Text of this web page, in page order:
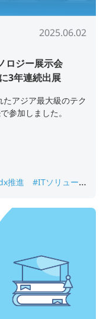
2025.06.02
ロジー展示会
3年連続出展
アジア最大級のテク
参加しました。
推進
#ITソリュー